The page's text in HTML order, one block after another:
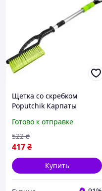
Щетка со скребком
Poputchik Карпаты
для снега и льда buzyna
Готово к отправке
417₴
522 ₴
Купить